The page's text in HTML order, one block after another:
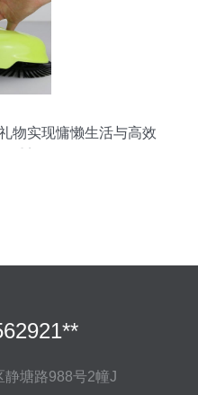
物实现慵懒生活与高效
静塘路988号2幢J